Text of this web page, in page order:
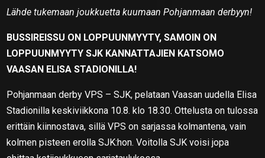
Lähde tukemaan joukkuetta kuumaan Pohjanmaan derbyyn!
BUSSIREISSU ON LOPPUUNMYYTY, SAMOIN ON
LOPPUUNMYYTY SJK KANNATTAJIEN KATSOMO
VAASAN ELISA STADIONILLA!
Pohjanmaan derby VPS – SJK, pelataan Vaasan uudella Elisa
Stadionilla keskiviikkona 10.8. klo 18.30. Ottelusta on tulossa
erittäin kiinnostava, sillä VPS on sarjassa kolmantena, vain
kolmen pisteen erolla SJK:hon. Voitolla SJK voisi jopa